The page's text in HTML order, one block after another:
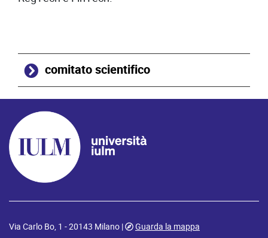
comitato scientifico
Via Carlo Bo, 1 - 20143 Milano |
Guarda la mappa